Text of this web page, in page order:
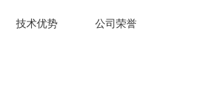
技术优势 公司荣誉